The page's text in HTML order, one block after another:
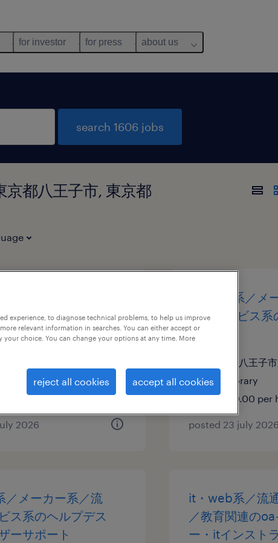
for investor for press about us
search 1606 jobs
都八王子市, 東京都
のヘルプデスク・ユ
ート
per hour
2026
it・web系／メ
通・サービス系
守
東京都八王子
temporary
¥2500.00 per
posted 23 july 2026
／メーカー系／流
ス系のヘルプデス
ーサポート
it・web系／流
／教育関連の
ー・itインスト
experience, to diagnose technical problems, to help us improve
relevant information in searches. You can either accept or
choice. You can change your options at any time. More
reject all cookies accept all cookies